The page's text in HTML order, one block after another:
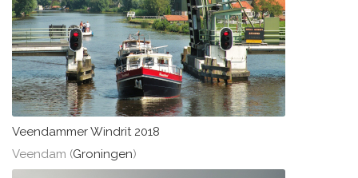
Veendammer Windrit 2018
Veendam (Groningen)